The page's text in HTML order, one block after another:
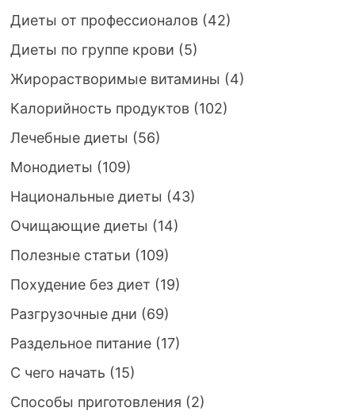
Диеты от профессионалов(42)
Диеты по группе крови (5)
Жирорастворимые витамины (4)
Калорийность продуктов(102)
Лечебные диеты (56)
Монодиеты (109)
Национальные диеты (43)
Очищающие диеты (14)
Полезные статьи (109)
Похудение без диет (19)
Разгрузочные дни (69)
Раздельное питание(17)
С чего начать (15)
Способы приготовления (2)